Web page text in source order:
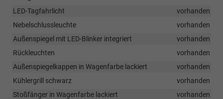
LED-Tagfahrlicht
vorhanden
Nebelschlussleuchte
vorhanden
Außenspiegel mit LED-Blinker integriert
vorhanden
Rückleuchten
vorhanden
Außenspiegelkappen in Wagenfarbe lackiert
vorhanden
Kühlergrill schwarz
vorhanden
Stoßfänger in Wagenfarbe lackiert
vorhanden